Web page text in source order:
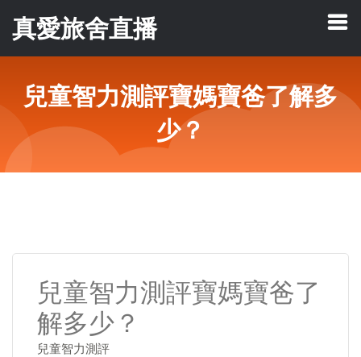
真愛旅舍直播
兒童智力測評寶媽寶爸了解多
少？
兒童智力測評寶媽寶爸了
解多少？
兒童智力測評